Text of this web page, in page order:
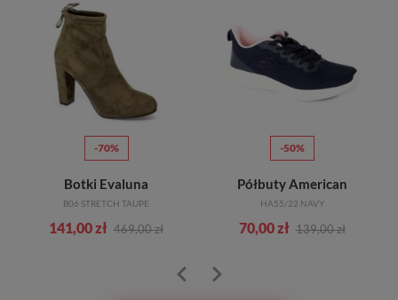
-70%
Botki Evaluna
B06 STRETCH TAUPE
141,00 zł 469,00 zł
-50%
Półbuty American
HA55/22 NAVY
70,00 zł 139,00 zł